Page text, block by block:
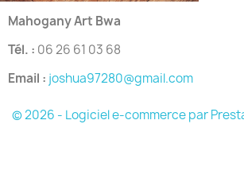
Mahogany Art Bwa
Tél. : 06 26 61 03 68
Email : joshua97280@gmail.com
© 2026 - Logiciel e-commerce par